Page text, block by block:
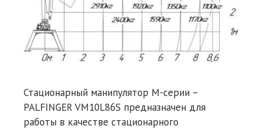
Стационарный манипулятор M-серии –
PALFINGER VM10L86S предназначен для
работы в качестве стационарного